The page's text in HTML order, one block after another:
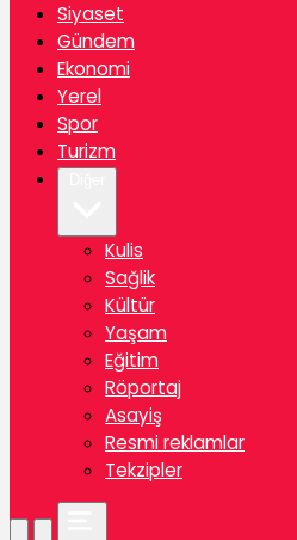
Siyaset
Gündem
Ekonomi
Yerel
Spor
Turizm
Kulis
Sağlik
Kültür
Yaşam
Eğitim
Röportaj
Asayiş
Resmi reklamlar
Tekzipler